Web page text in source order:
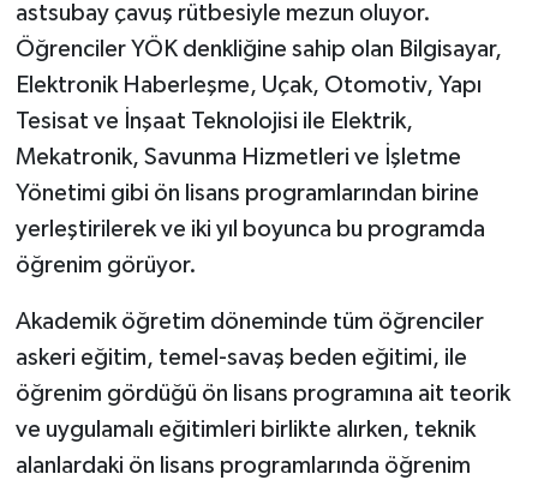
astsubay çavuş rütbesiyle mezun oluyor.
Öğrenciler YÖK denkliğine sahip olan Bilgisayar,
Elektronik Haberleşme, Uçak, Otomotiv, Yapı
Tesisat ve İnşaat Teknolojisi ile Elektrik,
Mekatronik, Savunma Hizmetleri ve İşletme
Yönetimi gibi ön lisans programlarından birine
yerleştirilerek ve iki yıl boyunca bu programda
öğrenim görüyor.
Akademik öğretim döneminde tüm öğrenciler
askeri eğitim, temel-savaş beden eğitimi, ile
öğrenim gördüğü ön lisans programına ait teorik
ve uygulamalı eğitimleri birlikte alırken, teknik
alanlardaki ön lisans programlarında öğrenim